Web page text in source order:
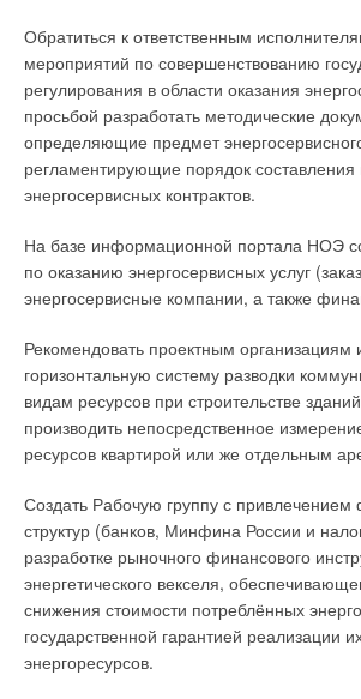
Обратиться к ответственным
мероприятий по совершенствованию
регулирования в области оказания
просьбой разработать методические
определяющие предмет
регламентирующие порядок составления
энергосервисных контрактов.
На базе информационной портала НОЭ
по оказанию энергосервисных услуг
энергосервисные компании, а также
Рекомендовать проектным организациям
горизонтальную систему разводки
видам ресурсов при строительстве
производить непосредственное
ресурсов квартирой или же отдельным
Создать Рабочую группу с
структур (банков, Минфина России и
разработке рыночного финансового
энергетического векселя,
снижения стоимости потреблённых
государственной гарантией реализации
энергоресурсов.